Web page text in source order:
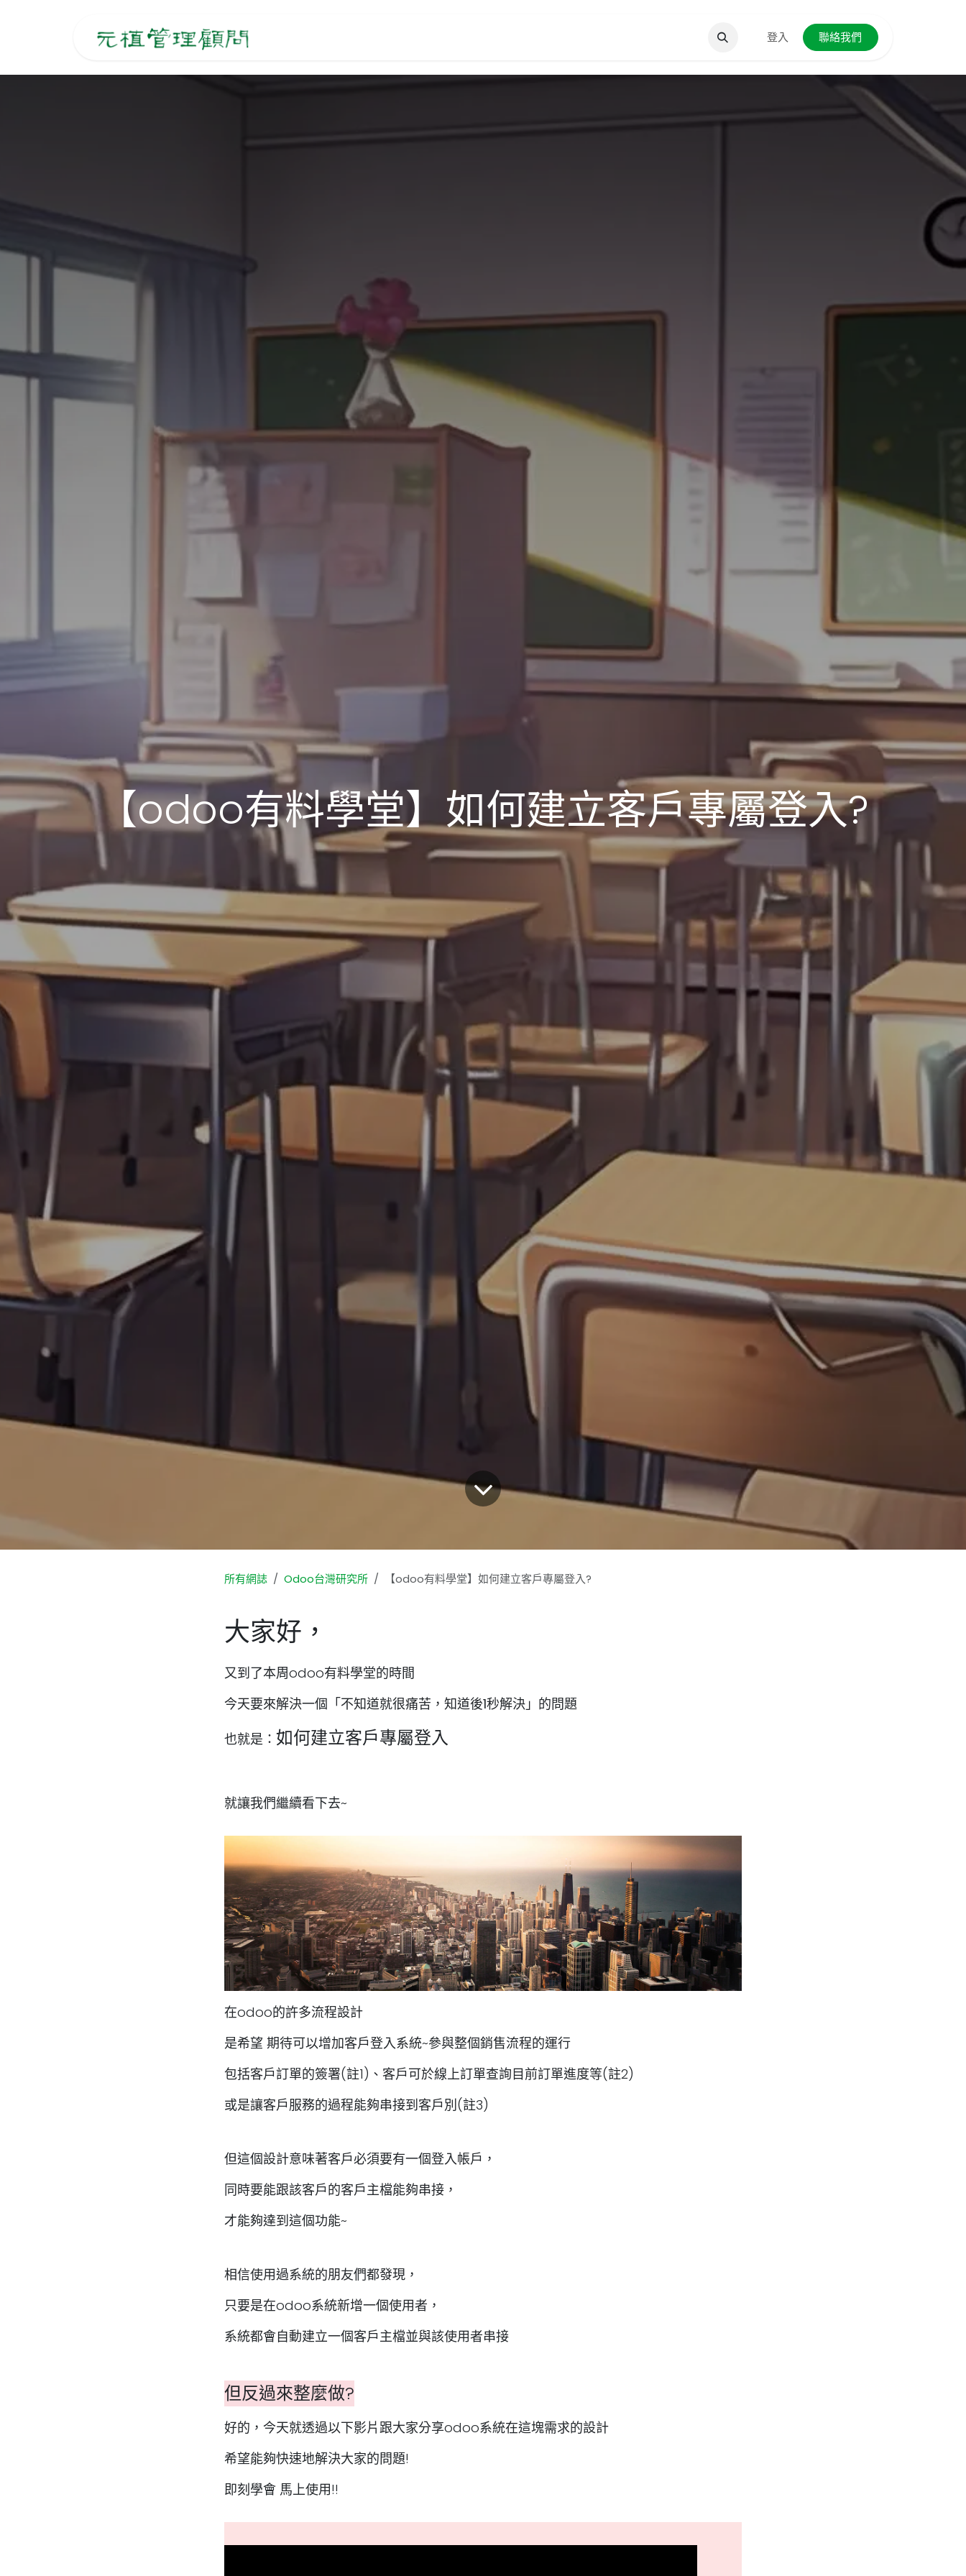
登入 聯絡我們
【odoo有料學堂】如何建立客戶專屬登入?
所有網誌 Odoo台灣研究所 【odoo有料學堂】如何建立客戶專屬登入?
大家好，
又到了本周odoo有料學堂的時間
今天要來解決一個「不知道就很痛苦，知道後1秒解決」的問題
也就是： 如何建立客戶專屬登入
就讓我們繼續看下去~
在odoo的許多流程設計
是希望 期待可以增加客戶登入系統~參與整個銷售流程的運行
包括客戶訂單的簽署(註1) 、客戶可於線上訂單查詢目前訂單進度等(註2)
或是讓客戶服務的過程能夠串接到客戶別(註3)
但這個設計意味著客戶必須要有一個登入帳戶，
同時要能跟該客戶的客戶主檔能夠串接，
才能夠達到這個功能~
相信使用過系統的朋友們都發現，
只要是在odoo系統新增一個使用者，
系統都會自動建立一個客戶主檔並與該使用者串接
但反過來整麼做?
好的，今天就透過以下影片跟大家分享odoo系統在這塊需求的設計
希望能夠快速地解決大家的問題!
即刻學會 馬上使用!!